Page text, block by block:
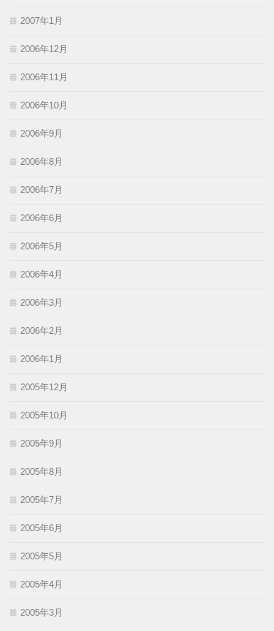
2007年1月
2006年12月
2006年11月
2006年10月
2006年9月
2006年8月
2006年7月
2006年6月
2006年5月
2006年4月
2006年3月
2006年2月
2006年1月
2005年12月
2005年10月
2005年9月
2005年8月
2005年7月
2005年6月
2005年5月
2005年4月
2005年3月